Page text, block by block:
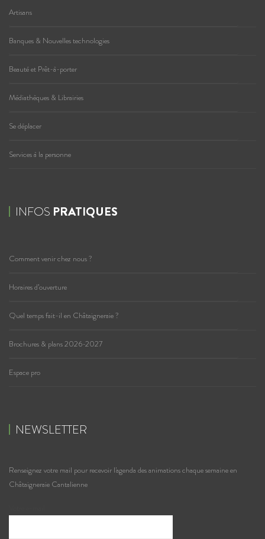
Artisans
Banques & Nouvelles technologies
Beauté et Prêt-à-porter
Médiathèques & Librairies
Se déplacer
Services à la personne
INFOS PRATIQUES
Comment venir chez nous ?
Horaires d’ouverture
Quel temps fait-il en Châtaigneraie ?
Brochures & plans 2026-2027
Espace pro
NEWSLETTER
Renseignez votre mail pour recevoir l'agenda des animations chaque semaine en
Châtaigneraie Cantalienne